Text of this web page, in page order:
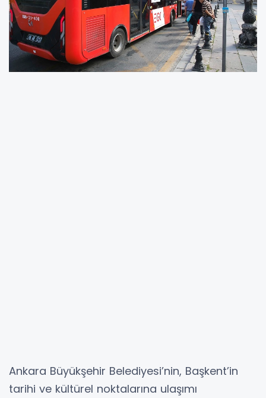
Ankara Büyükşehir Belediyesi’nin, Başkent’in
tarihi ve kültürel noktalarına ulaşımı